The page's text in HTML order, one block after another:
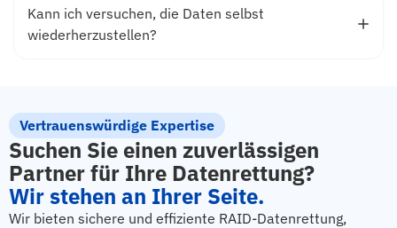
Kann ich versuchen, die Daten selbst
wiederherzustellen?
Vertrauenswürdige Expertise
Suchen Sie einen zuverlässigen
Partner für Ihre Datenrettung?
Wir stehen an Ihrer Seite.
Wir bieten sichere und effiziente RAID-Datenrettung,